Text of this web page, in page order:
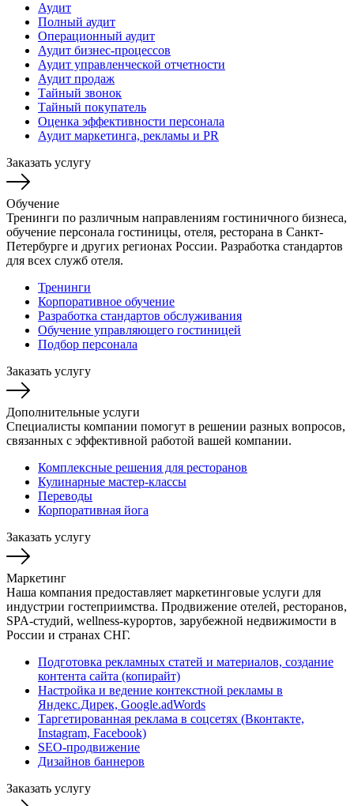
Аудит
Полный аудит
Операционный аудит
Аудит бизнес-процессов
Аудит управленческой отчетности
Аудит продаж
Тайный звонок
Тайный покупатель
Оценка эффективности персонала
Аудит маркетинга, рекламы и PR
Заказать услугу
Обучение
Тренинги по различным направлениям гостиничного бизнеса,
обучение персонала гостиницы, отеля, ресторана в Санкт-
Петербурге и других регионах России. Разработка стандартов
для всех служб отеля.
Тренинги
Корпоративное обучение
Разработка стандартов обслуживания
Обучение управляющего гостиницей
Подбор персонала
Заказать услугу
Дополнительные услуги
Специалисты компании помогут в решении разных вопросов,
связанных с эффективной работой вашей компании.
Комплексные решения для ресторанов
Кулинарные мастер-классы
Переводы
Корпоративная йога
Заказать услугу
Маркетинг
Наша компания предоставляет маркетинговые услуги для
индустрии гостеприимства. Продвижение отелей, ресторанов,
SPA-студий, wellness-курортов, зарубежной недвижимости в
России и странах СНГ.
Подготовка рекламных статей и материалов, создание
контента сайта (копирайт)
Настройка и ведение контекстной рекламы в
Яндекс.Дирек, Google.adWords
Таргетированная реклама в соцсетях (Вконтакте,
Instagram, Facebook)
SEO-продвижение
Дизайнов баннеров
Заказать услугу